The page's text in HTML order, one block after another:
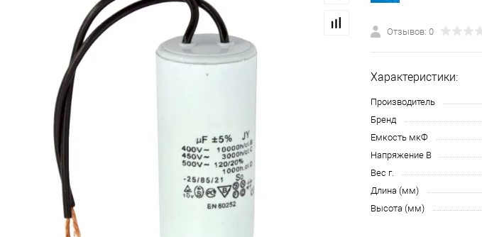
Отзывов: 0
Характеристики:
Производитель
Бренд
Емкость мкФ
Напряжение В
Вес г.
Длина (мм)
Высота (мм)